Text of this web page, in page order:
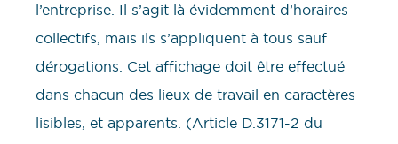
l’entreprise. Il s’agit là évidemment d’horaires
collectifs, mais ils s’appliquent à tous sauf
dérogations. Cet affichage doit être effectué
dans chacun des lieux de travail en caractères
lisibles, et apparents. (Article D.3171-2 du